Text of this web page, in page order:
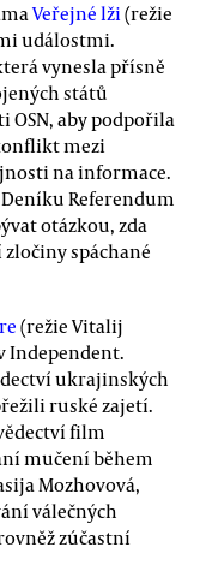
Veřejné lži(režie
událostmi.
vynesla přísně
států
OSN, aby podpořila
mezi
na informace.
Referendum
otázkou, zda
spáchané
(režie Vitalij
Independent.
ukrajinských
ruské zajetí.
film
mučení během
Mozhovová,
válečných
zúčastní